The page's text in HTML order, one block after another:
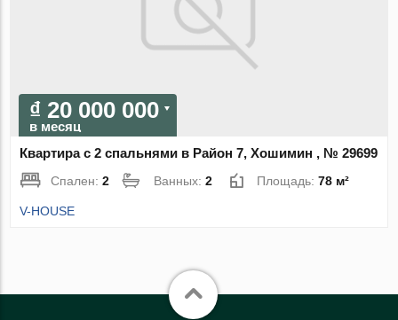
₫ 20 000 000
в месяц
Квартира с 2 спальнями в Район 7, Хошимин , № 29699
Спален:2 Ванных:2 Площадь:78 м²
V-HOUSE